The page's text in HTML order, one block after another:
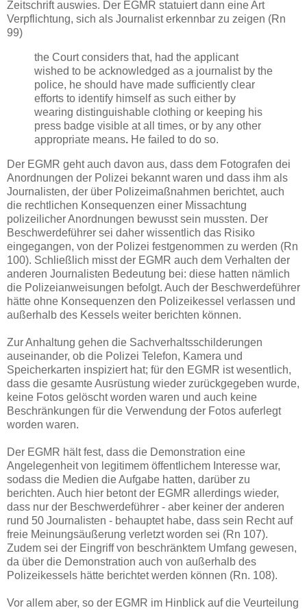
Zeitschrift auswies. Der EGMR statuiert dann eine Art
Verpflichtung, sich als Journalist erkennbar zu zeigen (Rn
99)
the Court considers that, had the applicant
wished to be acknowledged as a journalist by the
police, he should have made sufficiently clear
efforts to identify himself as such either by
wearing distinguishable clothing or keeping his
press badge visible at all times, or by any other
appropriate means. He failed to do so.
Der EGMR geht auch davon aus, dass dem Fotografen dei
Anordnungen der Polizei bekannt waren und dass ihm als
Journalisten, der über Polizeimaßnahmen berichtet, auch
die rechtlichen Konsequenzen einer Missachtung
polizeilicher Anordnungen bewusst sein mussten. Der
Beschwerdeführer sei daher wissentlich das Risiko
eingegangen, von der Polizei festgenommen zu werden (Rn
100). Schließlich misst der EGMR auch dem Verhalten der
anderen Journalisten Bedeutung bei: diese hatten nämlich
die Polizeianweisungen befolgt. Auch der Beschwerdeführer
hätte ohne Konsequenzen den Polizeikessel verlassen und
außerhalb des Kessels weiter berichten können.
Zur Anhaltung gehen die Sachverhaltsschilderungen
auseinander, ob die Polizei Telefon, Kamera und
Speicherkarten inspiziert hat; für den EGMR ist wesentlich,
dass die gesamte Ausrüstung wieder zurückgegeben wurde,
keine Fotos gelöscht worden waren und auch keine
Beschränkungen für die Verwendung der Fotos auferlegt
worden waren.
Der EGMR hält fest, dass die Demonstration eine
Angelegenheit von legitimem öffentlichem Interesse war,
sodass die Medien die Aufgabe hatten, darüber zu
berichten. Auch hier betont der EGMR allerdings wieder,
dass nur der Beschwerdeführer - aber keiner der anderen
rund 50 Journalisten - behauptet habe, dass sein Recht auf
freie Meinungsäußerung verletzt worden sei (Rn 107).
Zudem sei der Eingriff von beschränktem Umfang gewesen,
da über die Demonstration auch von außerhalb des
Polizeikessels hätte berichtet werden können (Rn. 108).
Vor allem aber, so der EGMR im Hinblick auf die Veurteilung